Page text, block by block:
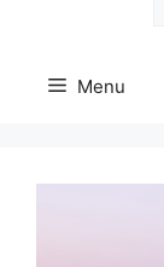
Menu